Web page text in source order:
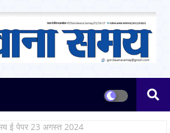
ई पेपर 23 अगस्त 2024